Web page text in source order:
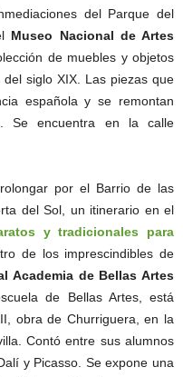
del Parque del
Museo Nacional de Artes
de muebles y objetos
siglo XIX. Las piezas que
española y se remontan
Se encuentra en la calle
por el Barrio de las
del Sol, un itinerario en el
y tradicionales para
de los imprescindibles de
Academia de Bellas Artes
de Bellas Artes, está
obra de Churriguera, en la
Contó entre sus alumnos
y Picasso. Se expone una